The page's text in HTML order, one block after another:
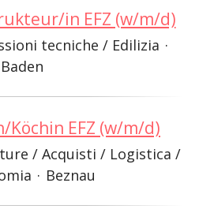
in EFZ (w/m/d)
tecniche / Edilizia ·
Baden
Köchin EFZ (w/m/d)
/ Acquisti / Logistica /
· Beznau